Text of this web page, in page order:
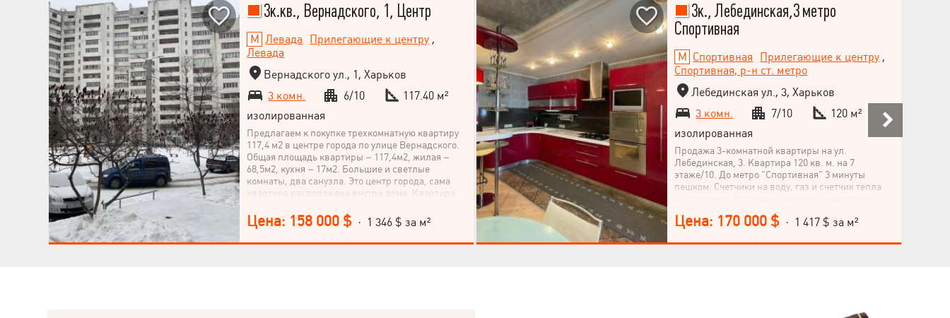
3к.кв., Вернадского, 1, Центр
Левада Прилегающие к центру ,
Левада
Вернадского ул., 1, Харьков
3 комн.
6/10
117.40 м²
изолированная
Предлагаем к покупке трехкомнатную квартиру
117,4 м2 в центре города по улице Вернадского.
Общая площадь квартиры – 117,4м2, жилая –
68,5м2, кухня – 17м2. Большие и светлые
комнаты, два санузла. Это центр города, сама
квартира расположена внутри дома. Квартира
кирпича, квартира теплая. Соседи порядочные и
интеллигентные. Метро Проспект Гагарина –
три минуты пешком. Развита инфраструктура
Цена: 158 000 $ · 1 346 $ за м²
3к., Лебединская,3 метро
Спортивная
Спортивная Прилегающие к центру ,
Спортивная, р-н ст. метро
Лебединская ул., 3, Харьков
3 комн.
7/10
120 м²
изолированная
Продажа 3-комнатной квартиры на ул.
Лебединская, 3. Квартира 120 кв. м. на 7
этаже/10. До метро "Спортивная" 3 минуты
пешком. Счетчики на воду, газ и счетчик тепла
индивидуальному проекту, только натуральные
паркоместа + кладовая. Закрытая территория
Цена: 170 000 $ · 1 417 $ за м²